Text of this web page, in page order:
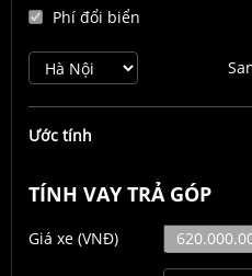
Phí đổi biển
Ước tính
TÍNH VAY TRẢ GÓP
Giá xe (VNĐ)